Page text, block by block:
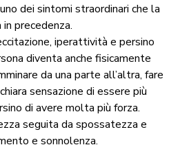
dei sintomi straordinari che la
precedenza.
iperattività e persino
diventa anche fisicamente
da una parte all’altra, fare
sensazione di essere più
di avere molta più forza.
seguita da spossatezza e
e sonnolenza.